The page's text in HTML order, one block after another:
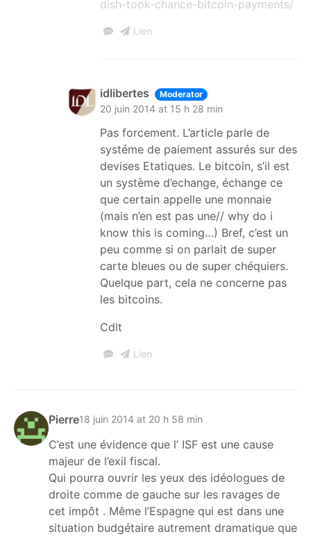
dish-took-chance-bitcoin-payments/
Lien
idlibertes Moderator
20 juin 2014 at 15 h 28 min
Pas forcement. L’article parle de
systéme de paiement assurés sur des
devises Etatiques. Le bitcoin, s’il est
un système d’echange, échange ce
que certain appelle une monnaie
(mais n’en est pas une// why do i
know this is coming…) Bref, c’est un
peu comme si on parlait de super
carte bleues ou de super chéquiers.
Quelque part, cela ne concerne pas
les bitcoins.
Cdlt
Lien
Pierre18 juin 2014 at 20 h 58 min
C’est une évidence que l’ ISF est une cause
majeur de l’exil fiscal.
Qui pourra ouvrir les yeux des idéologues de
droite comme de gauche sur les ravages de
cet impôt . Même l’Espagne qui est dans une
situation budgétaire autrement dramatique que